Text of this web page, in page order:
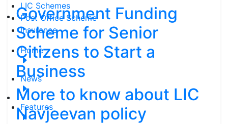
LIC Schemes
Post Office Scheme
Insurance
Home
News
Features
Government Funding
Scheme for Senior
Citizens to Start a
Business
More to know about LIC
Navjeevan policy